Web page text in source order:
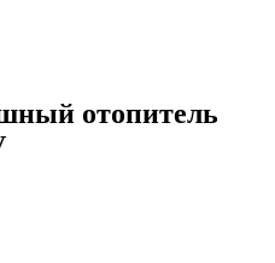
отопитель